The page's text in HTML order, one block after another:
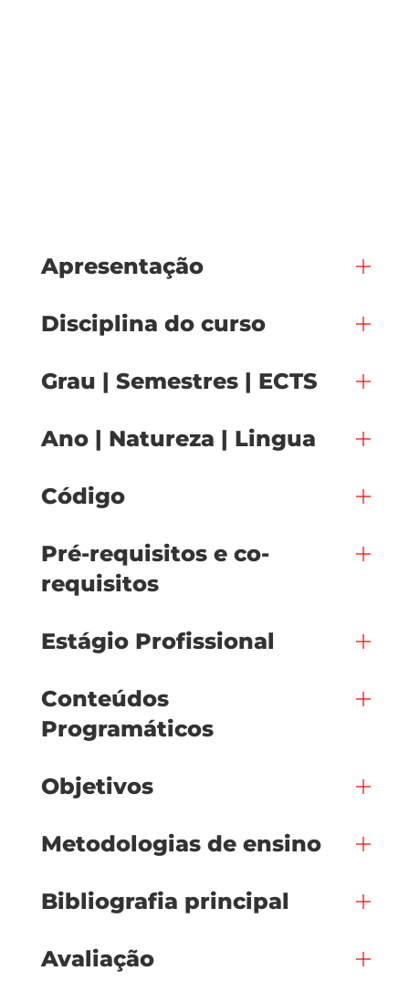
Apresentação
Disciplina do curso
Grau | Semestres | ECTS
Ano | Natureza | Lingua
Código
Pré-requisitos e co-
requisitos
Estágio Profissional
Conteúdos
Programáticos
Objetivos
Metodologias de ensino
Bibliografia principal
Avaliação